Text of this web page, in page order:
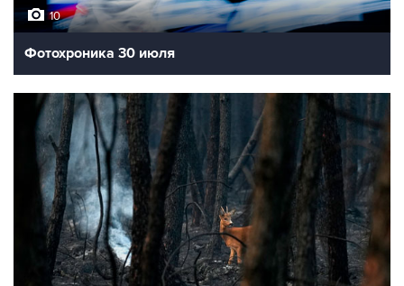
10
Фотохроника 30 июля